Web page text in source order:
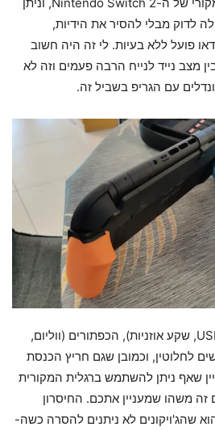
לדוק מבלי להסיר את הידיות,
פועל ללא בעיות. לי זה היה חשוב
מצב נייד לנייח הרבה פעמים וזה לא
עם הגריפ בשביל זה.
יש לציין שכל היציאות (USB-C, שקע אוזניות), הכפתורים (ווליום,
לחלוטין, וכמובן שגם חריץ הכנסת
שאף ניתן להשתמש ברגלית המקורית
אם זה משהו שמעניין אתכם. החיסרון
שהג'ויקונים לא ניתנים להסרה כשה-